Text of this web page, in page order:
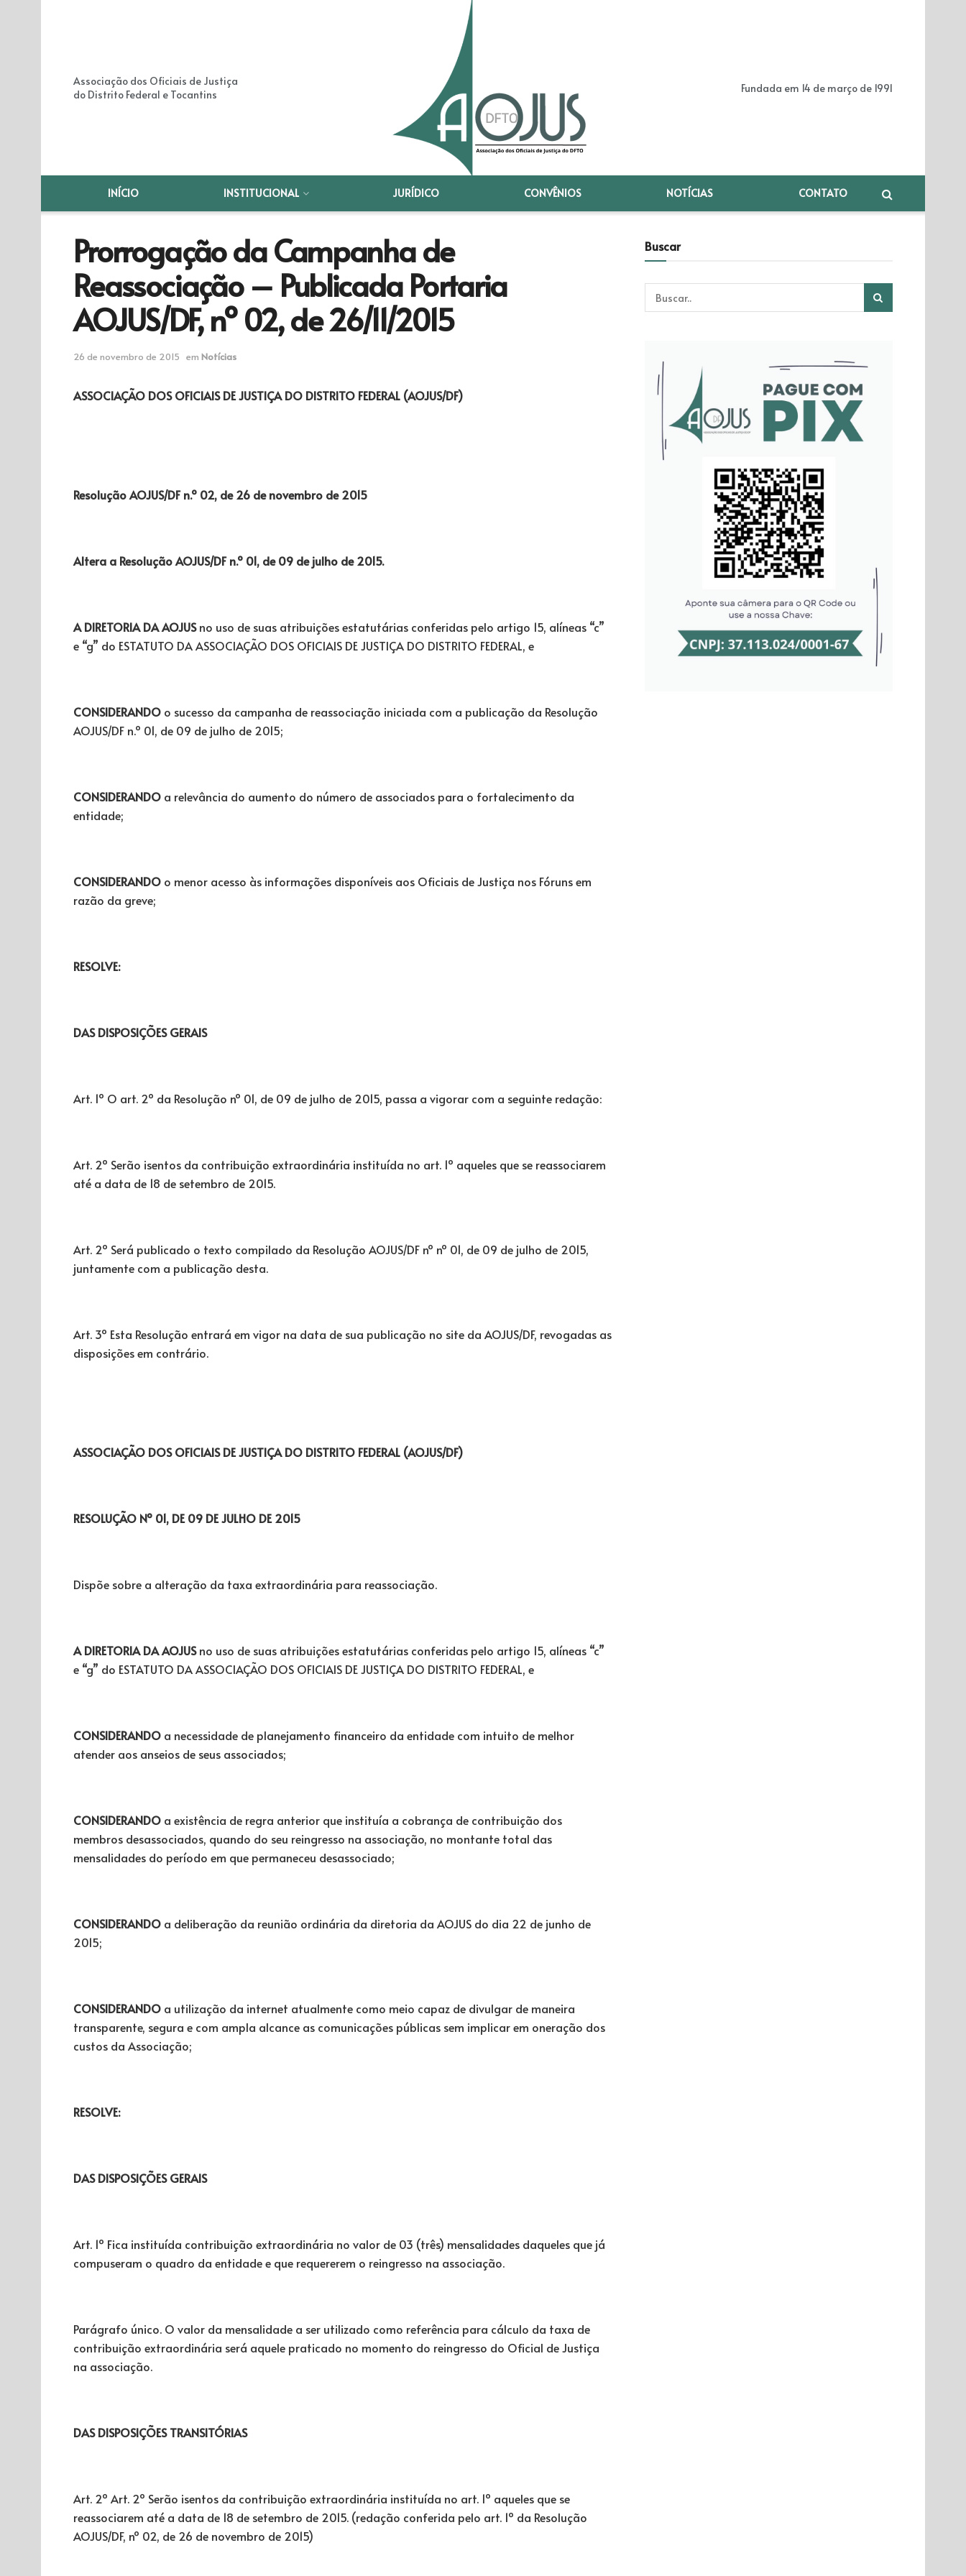
Associação dos Oficiais de Justiça
do Distrito Federal e Tocantins
Fundada em 14 de março de 1991
INÍCIO INSTITUCIONAL JURÍDICO CONVÊNIOS NOTÍCIAS CONTATO
Prorrogação da Campanha de
Reassociação – Publicada Portaria
AOJUS/DF, nº 02, de 26/11/2015
26 de novembro de 2015 em Notícias
ASSOCIAÇÃO DOS OFICIAIS DE JUSTIÇA DO DISTRITO FEDERAL (AOJUS/DF)
Resolução AOJUS/DF n.º 02, de 26 de novembro de 2015
Altera a Resolução AOJUS/DF n.º 01, de 09 de julho de 2015.
A DIRETORIA DA AOJUSno uso de suas atribuições estatutárias conferidas pelo artigo 15, alíneas “c”
e “g” do ESTATUTO DA ASSOCIAÇÃO DOS OFICIAIS DE JUSTIÇA DO DISTRITO FEDERAL, e
CONSIDERANDO o sucesso da campanha de reassociação iniciada com a publicação da Resolução
AOJUS/DF n.º 01, de 09 de julho de 2015;
CONSIDERANDO a relevância do aumento do número de associados para o fortalecimento da
entidade;
CONSIDERANDO o menor acesso às informações disponíveis aos Oficiais de Justiça nos Fóruns em
razão da greve;
RESOLVE:
DAS DISPOSIÇÕES GERAIS
Art. 1º O art. 2º da Resolução nº 01, de 09 de julho de 2015, passa a vigorar com a seguinte redação:
Art. 2º Serão isentos da contribuição extraordinária instituída no art. 1º aqueles que se reassociarem
até a data de 18 de setembro de 2015.
Art. 2º Será publicado o texto compilado da Resolução AOJUS/DF nº nº 01, de 09 de julho de 2015,
juntamente com a publicação desta.
Art. 3º Esta Resolução entrará em vigor na data de sua publicação no site da AOJUS/DF, revogadas as
disposições em contrário.
ASSOCIAÇÃO DOS OFICIAIS DE JUSTIÇA DO DISTRITO FEDERAL (AOJUS/DF)
RESOLUÇÃO Nº 01, DE 09 DE JULHO DE 2015
Dispõe sobre a alteração da taxa extraordinária para reassociação.
A DIRETORIA DA AOJUSno uso de suas atribuições estatutárias conferidas pelo artigo 15, alíneas “c”
e “g” do ESTATUTO DA ASSOCIAÇÃO DOS OFICIAIS DE JUSTIÇA DO DISTRITO FEDERAL, e
CONSIDERANDO a necessidade de planejamento financeiro da entidade com intuito de melhor
atender aos anseios de seus associados;
CONSIDERANDO a existência de regra anterior que instituía a cobrança de contribuição dos
membros desassociados, quando do seu reingresso na associação, no montante total das
mensalidades do período em que permaneceu desassociado;
CONSIDERANDO a deliberação da reunião ordinária da diretoria da AOJUS do dia 22 de junho de
2015;
CONSIDERANDO a utilização da internet atualmente como meio capaz de divulgar de maneira
transparente, segura e com ampla alcance as comunicações públicas sem implicar em oneração dos
custos da Associação;
RESOLVE:
DAS DISPOSIÇÕES GERAIS
Art. 1º Fica instituída contribuição extraordinária no valor de 03 (três) mensalidades daqueles que já
compuseram o quadro da entidade e que requererem o reingresso na associação.
Parágrafo único. O valor da mensalidade a ser utilizado como referência para cálculo da taxa de
contribuição extraordinária será aquele praticado no momento do reingresso do Oficial de Justiça
na associação.
DAS DISPOSIÇÕES TRANSITÓRIAS
Art. 2º Art. 2º Serão isentos da contribuição extraordinária instituída no art. 1º aqueles que se
reassociarem até a data de 18 de setembro de 2015. (redação conferida pelo art. 1º da Resolução
AOJUS/DF, nº 02, de 26 de novembro de 2015)
Buscar